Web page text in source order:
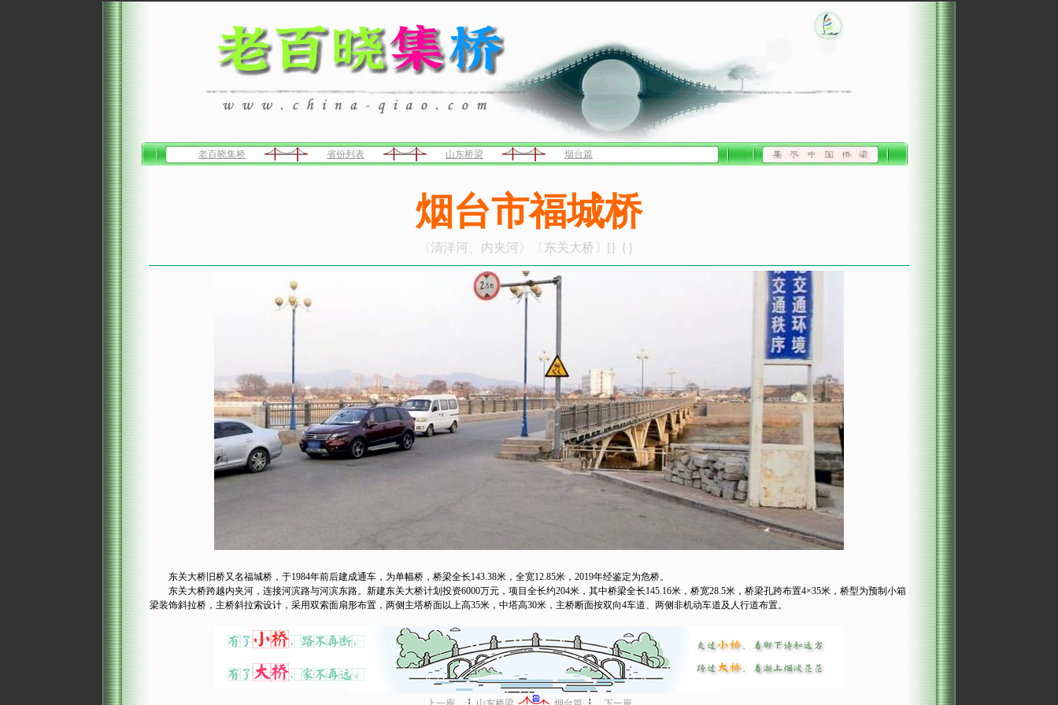
老百晓集桥 省份列表 山东桥梁 烟台篇
烟台市福城桥
〈清洋河、内夹河〉〔东关大桥〕[]｛｝
东关大桥旧桥又名福城桥，于1984年前后建成通车，为单幅桥，桥梁全长143.38米，全宽12.85米，2019年经鉴定为危桥。
东关大桥跨越内夹河，连接河滨路与河滨东路。新建东关大桥计划投资6000万元，项目全长约204米，其中桥梁全长145.16米，桥宽28.5米，桥梁孔跨布置4×35米，桥型为预制小箱
梁装饰斜拉桥，主桥斜拉索设计，采用双索面扇形布置，两侧主塔桥面以上高35米，中塔高30米，主桥断面按双向4车道、两侧非机动车道及人行道布置。